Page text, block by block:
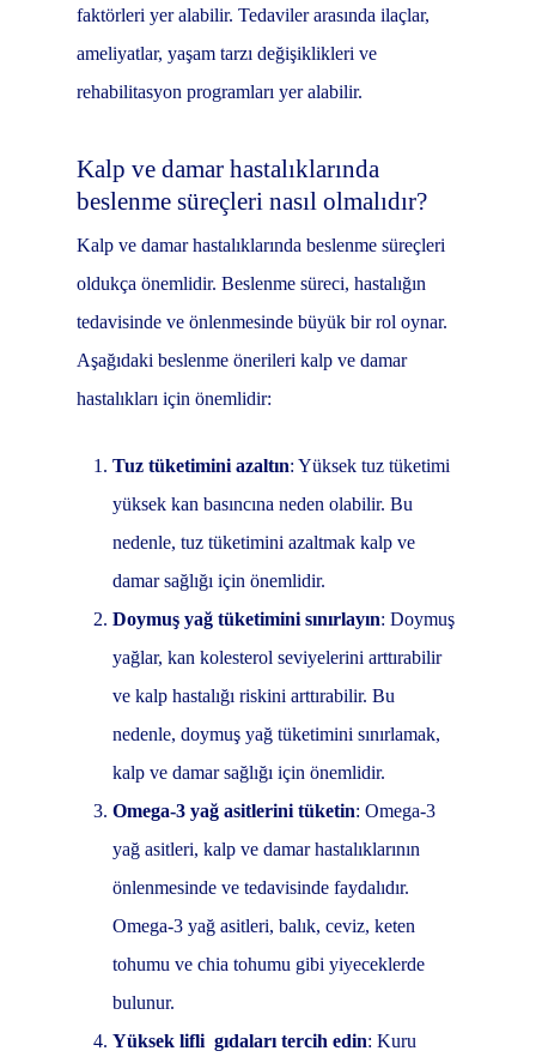
faktörleri yer alabilir. Tedaviler arasında ilaçlar,
ameliyatlar, yaşam tarzı değişiklikleri ve
rehabilitasyon programları yer alabilir.
Kalp ve damar hastalıklarında
beslenme süreçleri nasıl olmalıdır?
Kalp ve damar hastalıklarında beslenme süreçleri
oldukça önemlidir. Beslenme süreci, hastalığın
tedavisinde ve önlenmesinde büyük bir rol oynar.
Aşağıdaki beslenme önerileri kalp ve damar
hastalıkları için önemlidir:
Tuz tüketimini azaltın: Yüksek tuz tüketimi
yüksek kan basıncına neden olabilir. Bu
nedenle, tuz tüketimini azaltmak kalp ve
damar sağlığı için önemlidir.
Doymuş yağ tüketimini sınırlayın: Doymuş
yağlar, kan kolesterol seviyelerini arttırabilir
ve kalp hastalığı riskini arttırabilir. Bu
nedenle, doymuş yağ tüketimini sınırlamak,
kalp ve damar sağlığı için önemlidir.
Omega-3 yağ asitlerini tüketin: Omega-3
yağ asitleri, kalp ve damar hastalıklarının
önlenmesinde ve tedavisinde faydalıdır.
Omega-3 yağ asitleri, balık, ceviz, keten
tohumu ve chia tohumu gibi yiyeceklerde
bulunur.
Yüksek lifli gıdaları tercih edin: Kuru